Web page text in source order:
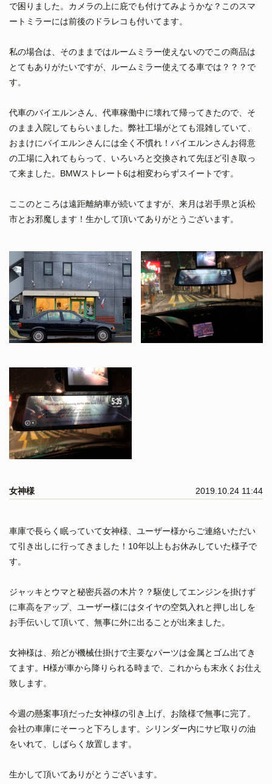
で困りました。カメラの上に庇でも付けてみようかな？このスマ
ートミラーには前後のドラレコも付いてます。
私の場合は、そのままではルームミラー使えないのでこの商品は
とてもありがたいですが、ルームミラー使えてる車では？？？で
す。
代車のバイエルンさん、代車稼働中に壊れて帰ってきたので、そ
のまま入院してもらいました。弊社工場がとても混雑していて、
おまけにバイエルンさんには全く不慣れ！バイエルンさんお得意
の工場に入れてもらって、いろいろと交換されて先ほど引き取っ
て来ました。BMWストレート6は相変わらずスイートです。
ここのところは遠距離納車が続いてますが、来月は岩手県と浜松
市とお邪魔します！生かして頂いてありがとうございます。
女神様 2019.10.24 11:44
車庫で長らく眠っていて女神様、ユーザー様からご連絡いただい
て引き出しに行ってきました！10年以上もお休みしていた様子で
す。
ジャッキとウマと秘密兵器の木片？？駆使してエンジンを掛けず
に車高をアップ、ユーザー様にはタイヤの空気入れと押し出しを
お手伝いして頂いて、無事に外に出ることが出来ました。
女神様は、殆どが機械仕掛けで主要なパーツは金属とゴム出てき
てます。H様が車から降りられる時まで、これからも末永くお仕え
致します。
今週の懸案事項だった女神様の引き上げ、お陰様で無事に完了。
会社の車庫にそーっと下ろします。シリンダー内にサビ取りの油
をいれて、しばらく放置します。
生かして頂いてありがとうございます。